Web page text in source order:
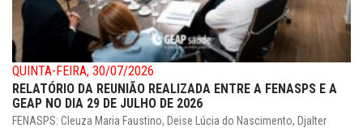
QUINTA-FEIRA, 30/07/2026
RELATÓRIO DA REUNIÃO REALIZADA ENTRE A FENASPS E A
GEAP NO DIA 29 DE JULHO DE 2026
FENASPS: Cleuza Maria Faustino, Deise Lúcia do Nascimento, Djalter